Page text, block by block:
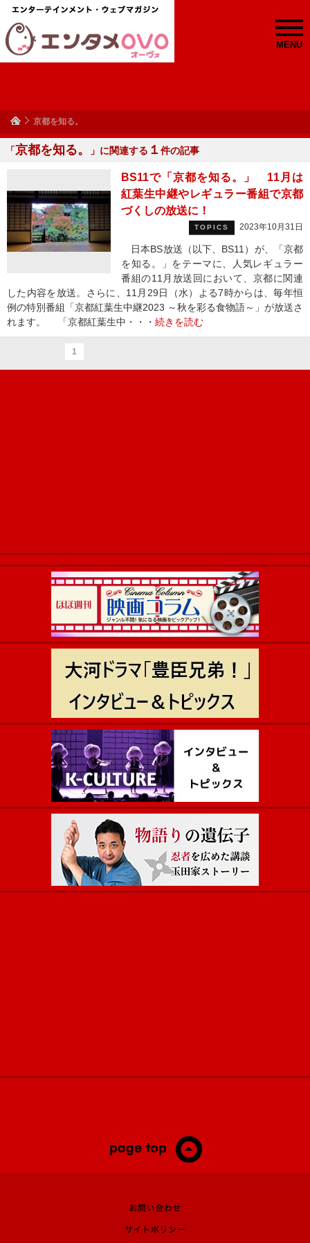
MENU
京都を知る。
「京都を知る。 」に関連する １ 件の記事
BS11で「京都を知る。」 11月は
紅葉生中継やレギュラー番組で京都
づくしの放送に！
TOPICS 2023年10月31日
日本BS放送（以下、BS11）が、「京都
を知る。」をテーマに、人気レギュラー
番組の11月放送回において、京都に関連
した内容を放送。さらに、11月29日（水）よる7時からは、毎年恒
例の特別番組「京都紅葉生中継2023 ～秋を彩る食物語～」が放送さ
れます。 「京都紅葉生中・・・ 続きを読む
1